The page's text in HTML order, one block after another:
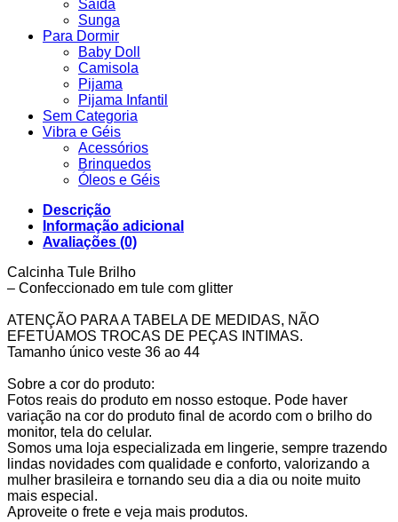
Saída
Sunga
Para Dormir
Baby Doll
Camisola
Pijama
Pijama Infantil
Sem Categoria
Vibra e Géis
Acessórios
Brinquedos
Óleos e Géis
Descrição
Informação adicional
Avaliações (0)
Calcinha Tule Brilho
– Confeccionado em tule com glitter
ATENÇÃO PARA A TABELA DE MEDIDAS, NÃO
EFETUAMOS TROCAS DE PEÇAS INTIMAS.
Tamanho único veste 36 ao 44
Sobre a cor do produto:
Fotos reais do produto em nosso estoque. Pode haver
variação na cor do produto final de acordo com o brilho do
monitor, tela do celular.
Somos uma loja especializada em lingerie, sempre trazendo
lindas novidades com qualidade e conforto, valorizando a
mulher brasileira e tornando seu dia a dia ou noite muito
mais especial.
Aproveite o frete e veja mais produtos.